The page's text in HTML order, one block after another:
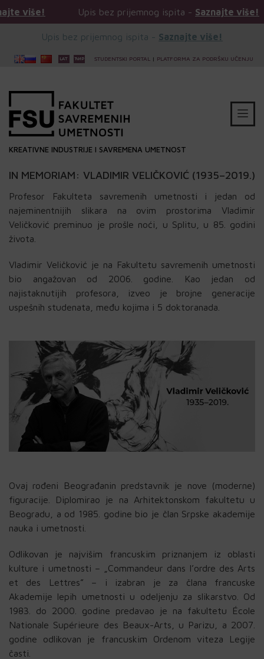
Upis bez prijemnog ispita -Saznajte više!
Upis bez prijemnog ispita - Saznajte više!
STUDENTSKI PORTAL | PLATFORMA ZA PODRŠKU UČENJU
KREATIVNE INDUSTRIJE I SAVREMENA UMETNOST
IN MEMORIAM: VLADIMIR VELIČKOVIĆ (1935–2019.)
Profesor Fakulteta savremenih umetnosti i jedan od
najeminentnijih slikara na ovim prostorima Vladimir
Veličković preminuo je prošle noći, u Splitu, u 85. godini
života.
Vladimir Veličković je na Fakultetu savremenih umetnosti
bio angažovan od 2006. godine. Kao jedan od
najistaknutijih profesora, izveo je brojne generacije
uspešnih studenata, među kojima i 5 doktoranada.
Ovaj rođeni Beograđanin predstavnik je nove (moderne)
figuracije. Diplomirao je na Arhitektonskom fakultetu u
Beogradu, a od 1985. godine bio je član Srpske akademije
nauka i umetnosti.
Odlikovan je najvišim francuskim priznanjem iz oblasti
kulture i umetnosti – „Commandeur dans l’ordre des Arts
et des Lettres” – i izabran je za člana francuske
Akademije lepih umetnosti u odeljenju za slikarstvo. Od
1983. do 2000. godine predavao je na fakultetu École
Nationale Supérieure des Beaux-Arts, u Parizu, a 2007.
godine odlikovan je francuskim Ordenom viteza Legije
časti.